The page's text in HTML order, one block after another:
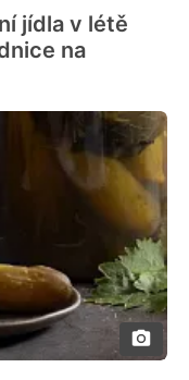
jídla v létě
na